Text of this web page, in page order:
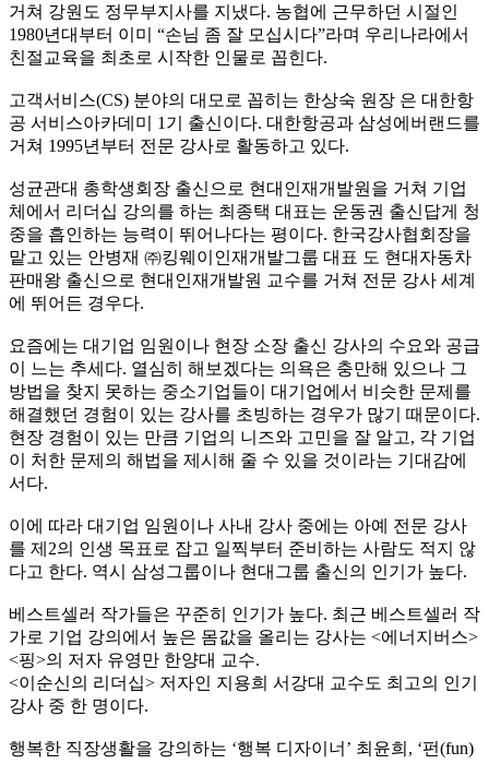
거쳐 강원도 정무부지사를 지냈다. 농협에 근무하던 시절인
1980년대부터 이미 “손님 좀 잘 모십시다”라며 우리나라에서
친절교육을 최초로 시작한 인물로 꼽힌다.
고객서비스(CS) 분야의 대모로 꼽히는 한상숙 원장 은 대한항
공 서비스아카데미 1기 출신이다. 대한항공과 삼성에버랜드를
거쳐 1995년부터 전문 강사로 활동하고 있다.
성균관대 총학생회장 출신으로 현대인재개발원을 거쳐 기업
체에서 리더십 강의를 하는 최종택 대표는 운동권 출신답게 청
중을 흡인하는 능력이 뛰어나다는 평이다. 한국강사협회장을
맡고 있는 안병재 ㈜킹웨이인재개발그룹 대표 도 현대자동차
판매왕 출신으로 현대인재개발원 교수를 거쳐 전문 강사 세계
에 뛰어든 경우다.
요즘에는 대기업 임원이나 현장 소장 출신 강사의 수요와 공급
이 느는 추세다. 열심히 해보겠다는 의욕은 충만해 있으나 그
방법을 찾지 못하는 중소기업들이 대기업에서 비슷한 문제를
해결했던 경험이 있는 강사를 초빙하는 경우가 많기 때문이다.
현장 경험이 있는 만큼 기업의 니즈와 고민을 잘 알고, 각 기업
이 처한 문제의 해법을 제시해 줄 수 있을 것이라는 기대감에
서다.
이에 따라 대기업 임원이나 사내 강사 중에는 아예 전문 강사
를 제2의 인생 목표로 잡고 일찍부터 준비하는 사람도 적지 않
다고 한다. 역시 삼성그룹이나 현대그룹 출신의 인기가 높다.
베스트셀러 작가들은 꾸준히 인기가 높다. 최근 베스트셀러 작
가로 기업 강의에서 높은 몸값을 올리는 강사는 <에너지버스>
<핑>의 저자 유영만 한양대 교수.
<이순신의 리더십> 저자인 지용희 서강대 교수도 최고의 인기
강사 중 한 명이다.
행복한 직장생활을 강의하는 ‘행복 디자이너’ 최윤희, ‘펀(fun)